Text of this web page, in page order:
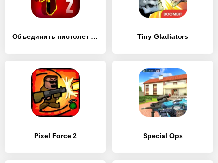
Объединить пистолет и стрелять зомби Tiny Gladiators
Pixel Force 2 Special Ops